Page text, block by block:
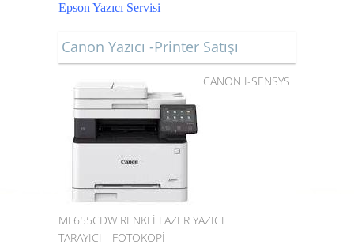
Epson Yazıcı Servisi
Canon Yazıcı -Printer Satışı
CANON I-SENSYS
MF655CDW RENKLİ LAZER YAZICI
TARAYICI - FOTOKOPİ -